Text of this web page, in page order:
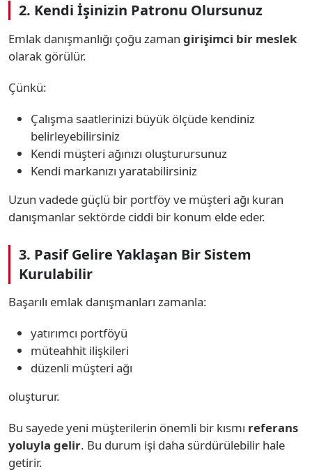
2. Kendi İşinizin Patronu Olursunuz
Emlak danışmanlığı çoğu zaman girişimci bir meslek
olarak görülür.
Çünkü:
Çalışma saatlerinizi büyük ölçüde kendiniz
belirleyebilirsiniz
Kendi müşteri ağınızı oluşturursunuz
Kendi markanızı yaratabilirsiniz
Uzun vadede güçlü bir portföy ve müşteri ağı kuran
danışmanlar sektörde ciddi bir konum elde eder.
3. Pasif Gelire Yaklaşan Bir Sistem
Kurulabilir
Başarılı emlak danışmanları zamanla:
yatırımcı portföyü
müteahhit ilişkileri
düzenli müşteri ağı
oluşturur.
Bu sayede yeni müşterilerin önemli bir kısmı referans
yoluyla gelir. Bu durum işi daha sürdürülebilir hale
getirir.